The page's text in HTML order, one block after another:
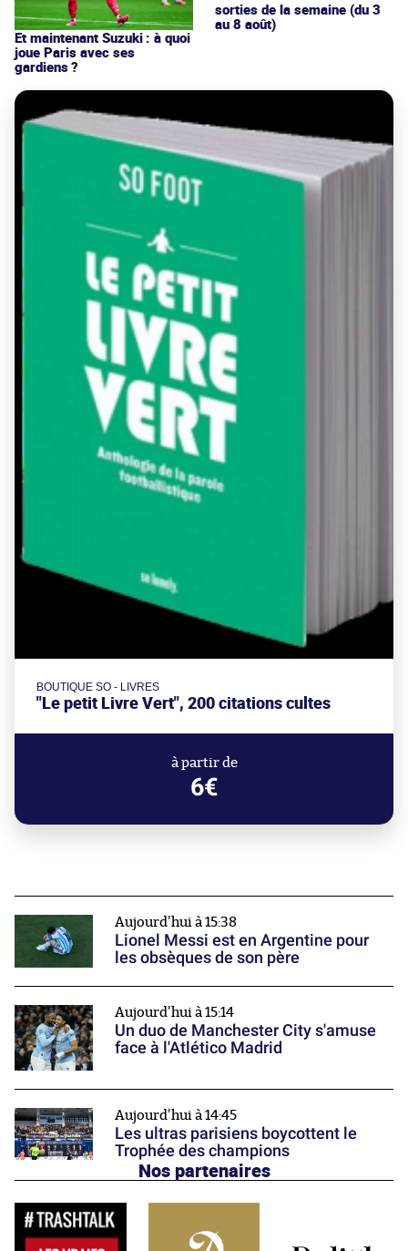
Et maintenant Suzuki : à quoi
joue Paris avec ses
gardiens ?
sorties de la semaine (du 3
au 8 août)
BOUTIQUE SO - LIVRES
"Le petit Livre Vert", 200 citations cultes
à partir de
6€
Aujourd'hui à 15:38
Lionel Messi est en Argentine pour
les obsèques de son père
Aujourd'hui à 15:14
Un duo de Manchester City s'amuse
face à l'Atlético Madrid
Aujourd'hui à 14:45
Les ultras parisiens boycottent le
Trophée des champions
Nos partenaires